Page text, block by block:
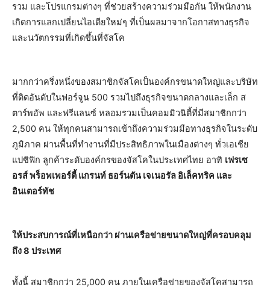
รวม และโปรแกรมต่างๆ ที่ช่วยสร้างความร่วมมือกัน ให้พนักงาน
เกิดการแลกเปลี่ยนไอเดียใหม่ๆ ที่เป็นผลมาจากโอกาสทางธุรกิจ
และนวัตกรรมที่เกิดขึ้นที่จัสโค
มากกว่าครึ่งหนึ่งของสมาชิกจัสโคเป็นองค์กรขนาดใหญ่และบริษัท
ที่ติดอันดับในฟอร์จูน 500 รวมไปถึงธุรกิจขนาดกลางและเล็ก ส
ตาร์พอัพ และฟรีแลนซ์ หลอมรวมเป็นคอมมิวนิตี้ที่มีสมาชิกกว่า
2,500 คน ให้ทุกคนสามารถเข้าถึงความร่วมมือทางธุรกิจในระดับ
ภูมิภาค ผ่านพื้นที่ทำงานที่มีประสิทธิภาพในเมืองต่างๆ ทั่วเอเชีย
แปซิฟิก ลูกค้าระดับองค์กรของจัสโคในประเทศไทย อาทิ เฟรเซ
อรส์ พร็อพเพอร์ตี้ แกรนท์ ธอร์นตัน เจเนอรัล อิเล็คทริค และ
อินเตอร์ทัช
ให้ประสบการณ์ที่เหนือกว่า ผ่านเครือข่ายขนาดใหญ่ที่ครอบคลุม
ถึง 8 ประเทศ
ทั้งนี้ สมาชิกกว่า 25,000 คน ภายในเครือข่ายของจัสโคสามารถ